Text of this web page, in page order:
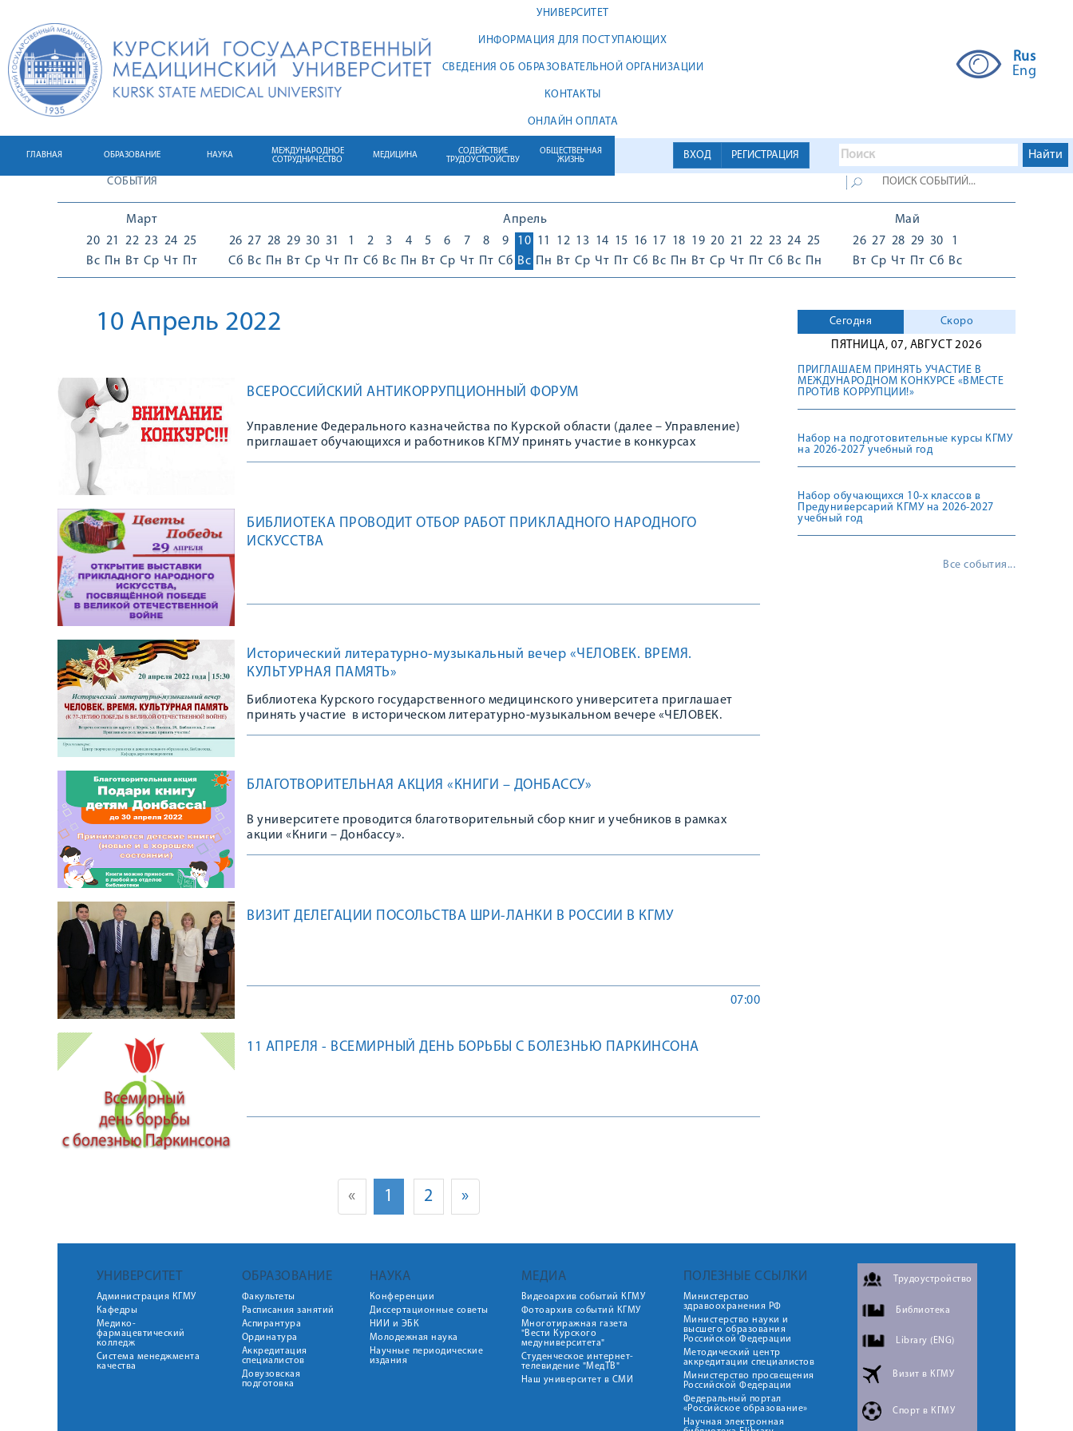
УНИВЕРСИТЕТ
ИНФОРМАЦИЯ ДЛЯ ПОСТУПАЮЩИХ
СВЕДЕНИЯ ОБ ОБРАЗОВАТЕЛЬНОЙ ОРГАНИЗАЦИИ
КОНТАКТЫ
ОНЛАЙН ОПЛАТА
Rus
Eng
ВХОД РЕГИСТРАЦИЯ
ГЛАВНАЯ ОБРАЗОВАНИЕ НАУКА
МЕЖДУНАРОДНОЕ
СОТРУДНИЧЕСТВО
МЕДИЦИНА
СОДЕЙСТВИЕ
ТРУДОУСТРОЙСТВУ
ОБЩЕСТВЕННАЯ
ЖИЗНЬ
СОБЫТИЯ
Март
20
Вс
21
Пн
22
Вт
23
Ср
24
Чт
25
Пт
Апрель
26
Сб
27
Вс
28
Пн
29
Вт
30
Ср
31
Чт
1
Пт
2
Сб
3
Вс
4
Пн
5
Вт
6
Ср
7
Чт
8
Пт
9
Сб
10
Вс
11
Пн
12
Вт
13
Ср
14
Чт
15
Пт
16
Сб
17
Вс
18
Пн
19
Вт
20
Ср
21
Чт
22
Пт
23
Сб
24
Вс
25
Пн
Май
26
Вт
27
Ср
28
Чт
29
Пт
30
Сб
1
Вс
10 Апрель 2022
ВСЕРОССИЙСКИЙ АНТИКОРРУПЦИОННЫЙ ФОРУМ
Управление Федерального казначейства по Курской области (далее – Управление)
приглашает обучающихся и работников КГМУ принять участие в конкурсах
БИБЛИОТЕКА ПРОВОДИТ ОТБОР РАБОТ ПРИКЛАДНОГО НАРОДНОГО
ИСКУССТВА
Исторический литературно-музыкальный вечер «ЧЕЛОВЕК. ВРЕМЯ.
КУЛЬТУРНАЯ ПАМЯТЬ»
Библиотека Курского государственного медицинского университета приглашает
принять участие в историческом литературно-музыкальном вечере «ЧЕЛОВЕК.
БЛАГОТВОРИТЕЛЬНАЯ АКЦИЯ «КНИГИ – ДОНБАССУ»
В университете проводится благотворительный сбор книг и учебников в рамках
акции «Книги – Донбассу».
ВИЗИТ ДЕЛЕГАЦИИ ПОСОЛЬСТВА ШРИ-ЛАНКИ В РОССИИ В КГМУ
07:00
11 АПРЕЛЯ - ВСЕМИРНЫЙ ДЕНЬ БОРЬБЫ С БОЛЕЗНЬЮ ПАРКИНСОНА
« 1 2 »
Сегодня
Скоро
ПЯТНИЦА, 07, АВГУСТ 2026
ПРИГЛАШАЕМ ПРИНЯТЬ УЧАСТИЕ В
МЕЖДУНАРОДНОМ КОНКУРСЕ «ВМЕСТЕ
ПРОТИВ КОРРУПЦИИ!»
Набор на подготовительные курсы КГМУ
на 2026-2027 учебный год
Набор обучающихся 10-х классов в
Предуниверсарий КГМУ на 2026-2027
учебный год
Все события...
УНИВЕРСИТЕТ
Администрация КГМУ
Кафедры
Медико-
фармацевтический
колледж
Система менеджмента
качества
ОБРАЗОВАНИЕ
Факультеты
Расписания занятий
Аспирантура
Ординатура
Аккредитация
специалистов
Довузовская
подготовка
НАУКА
Конференции
Диссертационные советы
НИИ и ЭБК
Молодежная наука
Научные периодические
издания
МЕДИА
Видеоархив событий КГМУ
Фотоархив событий КГМУ
Многотиражная газета
"Вести Курского
медуниверситета"
Студенческое интернет-
телевидение "МедТВ"
Наш университет в СМИ
ПОЛЕЗНЫЕ ССЫЛКИ
Министерство
здравоохранения РФ
Министерство науки и
высшего образования
Российской Федерации
Методический центр
аккредитации специалистов
Министерство просвещения
Российской Федерации
Федеральный портал
«Российское образование»
Научная электронная
Трудоустройство
Библиотека
Library (ENG)
Визит в КГМУ
Спорт в КГМУ